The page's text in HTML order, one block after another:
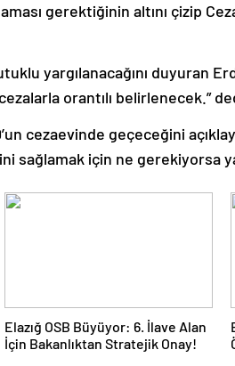
gerektiğinin altını çizip
yargılanacağını duyuran
orantılı belirlenecek.”
cezaevinde geçeceğini
sağlamak için ne gerekiyorsa
Elazığ OSB Büyüyor: 6. İlave Alan
İçin Bakanlıktan Stratejik Onay!